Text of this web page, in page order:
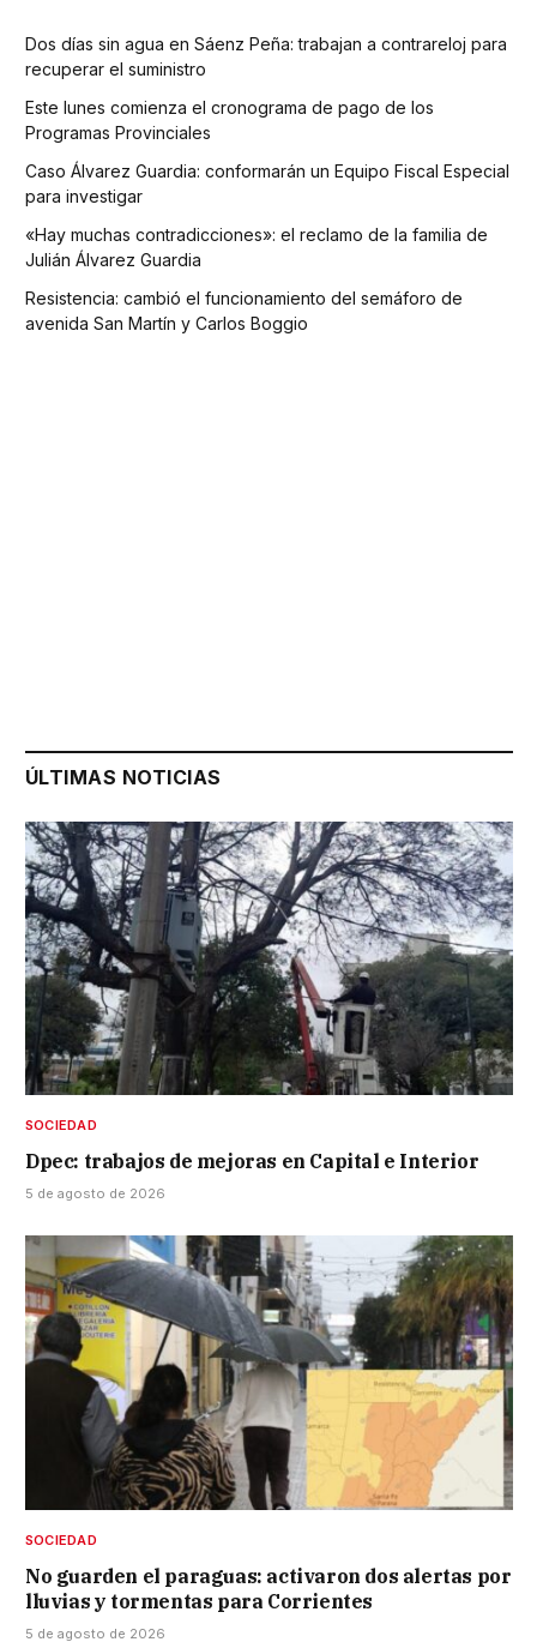
Dos días sin agua en Sáenz Peña: trabajan a contrareloj para
recuperar el suministro
Este lunes comienza el cronograma de pago de los
Programas Provinciales
Caso Álvarez Guardia: conformarán un Equipo Fiscal Especial
para investigar
«Hay muchas contradicciones»: el reclamo de la familia de
Julián Álvarez Guardia
Resistencia: cambió el funcionamiento del semáforo de
avenida San Martín y Carlos Boggio
ÚLTIMAS NOTICIAS
SOCIEDAD
Dpec: trabajos de mejoras en Capital e Interior
5 de agosto de 2026
SOCIEDAD
No guarden el paraguas: activaron dos alertas por
lluvias y tormentas para Corrientes
5 de agosto de 2026